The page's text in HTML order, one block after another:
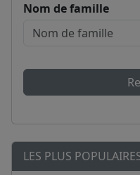
Nom de famille
LES PLUS